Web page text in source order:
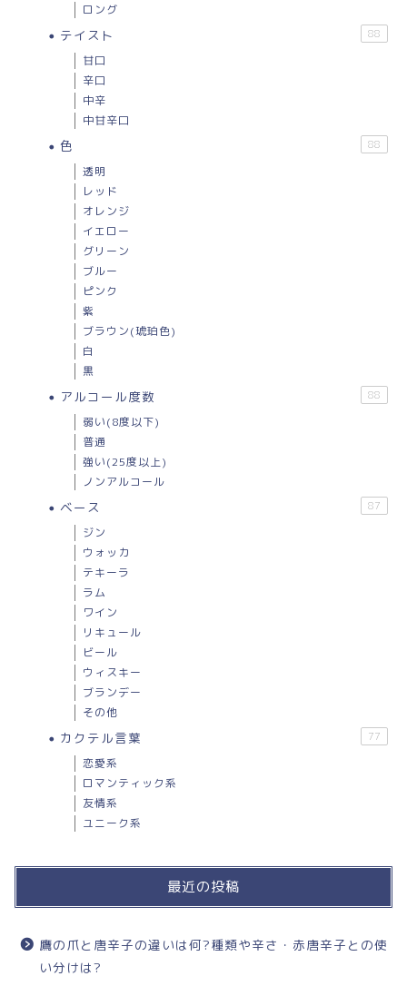
ロング
テイスト 88
甘口
辛口
中辛
中甘辛口
色 88
透明
レッド
オレンジ
イエロー
グリーン
ブルー
ピンク
紫
ブラウン(琥珀色)
白
黒
アルコール度数 88
弱い(8度以下)
普通
強い(25度以上)
ノンアルコール
ベース 87
ジン
ウォッカ
テキーラ
ラム
ワイン
リキュール
ビール
ウィスキー
ブランデー
その他
カクテル言葉 77
恋愛系
ロマンティック系
友情系
ユニーク系
最近の投稿
鷹の爪と唐辛子の違いは何?種類や辛さ・赤唐辛子との使
い分けは?